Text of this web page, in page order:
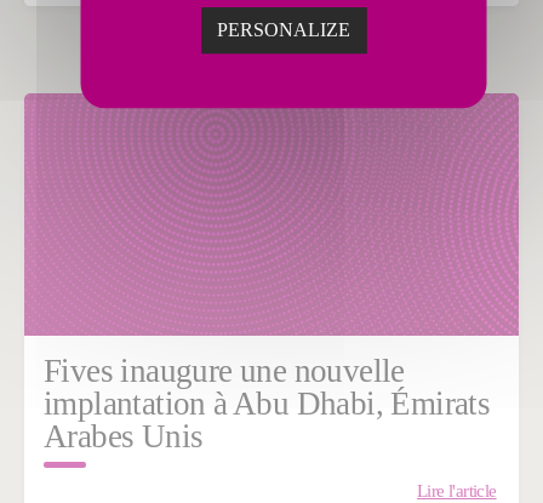
Fives inaugure une nouvelle
implantation à Abu Dhabi, Émirats
Arabes Unis
Lire l'article
PERSONALIZE